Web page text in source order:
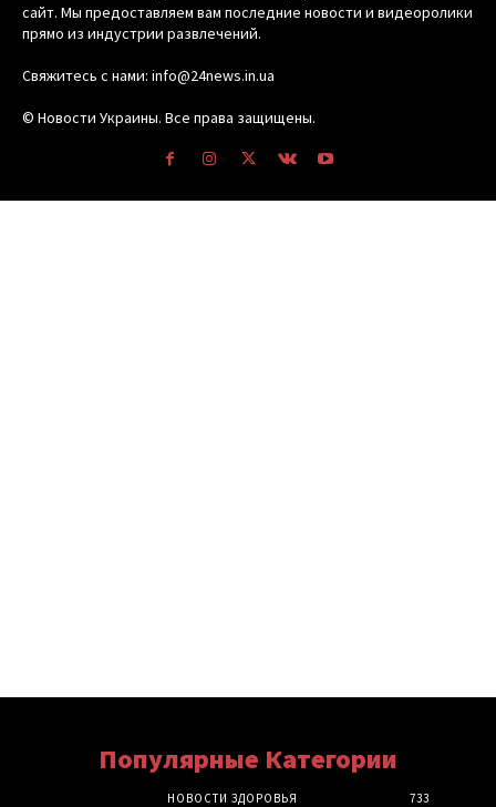
сайт. Мы предоставляем вам последние новости и видеоролики
прямо из индустрии развлечений.
Свяжитесь с нами: info@24news.in.ua
© Новости Украины. Все права защищены.
Популярные Категории
НОВОСТИ ЗДОРОВЬЯ
733